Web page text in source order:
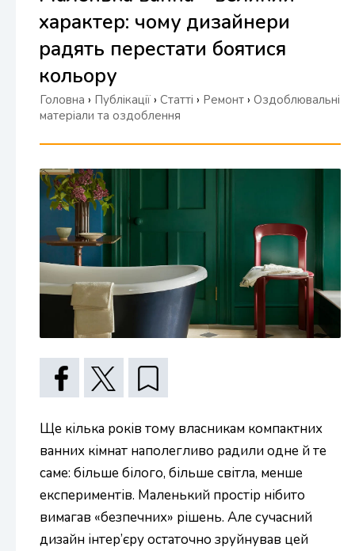
характер: чому дизайнери
радять перестати боятися
кольору
Головна › Публікації › Статті › Ремонт › Оздоблювальні
матеріали та оздоблення
Ще кілька років тому власникам компактних
ванних кімнат наполегливо радили одне й те
саме: більше білого, більше світла, менше
експериментів. Маленький простір нібито
вимагав «безпечних» рішень. Але сучасний
дизайн інтер’єру остаточно зруйнував цей